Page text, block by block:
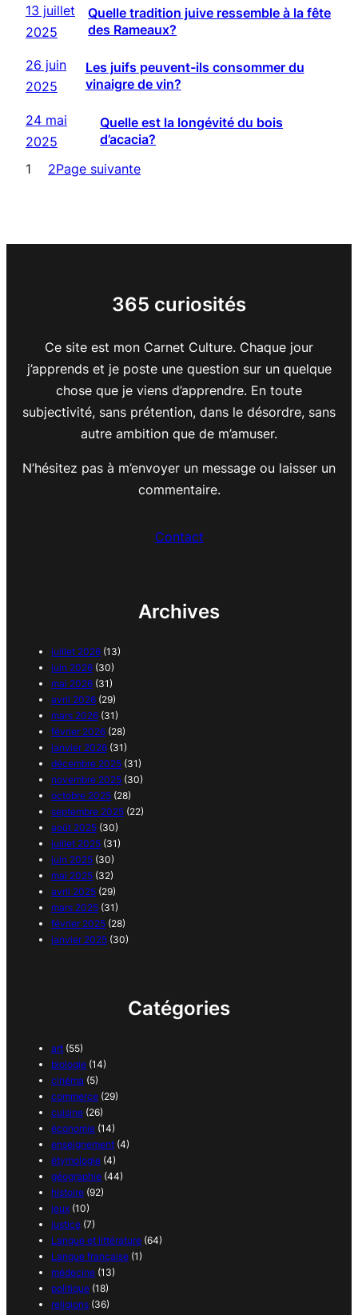
13 juillet
2025
Quelle tradition juive ressemble à la fête
des Rameaux?
26 juin
2025
Les juifs peuvent-ils consommer du
vinaigre de vin?
24 mai
2025
Quelle est la longévité du bois
d’acacia?
1
2Page suivante
365 curiosités
Ce site est mon Carnet Culture. Chaque jour
j’apprends et je poste une question sur un quelque
chose que je viens d’apprendre. En toute
subjectivité, sans prétention, dans le désordre, sans
autre ambition que de m’amuser.
N’hésitez pas à m’envoyer un message ou laisser un
commentaire.
Contact
Archives
juillet 2026 (13)
juin 2026 (30)
mai 2026 (31)
avril 2026 (29)
mars 2026 (31)
février 2026 (28)
janvier 2026 (31)
décembre 2025 (31)
novembre 2025 (30)
octobre 2025 (28)
septembre 2025 (22)
août 2025 (30)
juillet 2025 (31)
juin 2025 (30)
mai 2025 (32)
avril 2025 (29)
mars 2025 (31)
février 2025 (28)
janvier 2025 (30)
Catégories
art (55)
biologie (14)
cinéma (5)
commerce (29)
cuisine (26)
économie (14)
enseignement (4)
étymologie (4)
géographie (44)
histoire (92)
jeux (10)
justice (7)
Langue et littérature (64)
Langue française (1)
médecine (13)
politique (18)
religions (36)